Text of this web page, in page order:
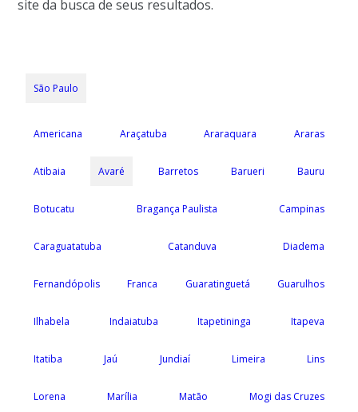
site da busca de seus resultados.
São Paulo
Americana Araçatuba Araraquara Araras
Atibaia Avaré Barretos Barueri Bauru
Botucatu Bragança Paulista Campinas
Caraguatatuba Catanduva Diadema
Fernandópolis Franca Guaratinguetá Guarulhos
Ilhabela Indaiatuba Itapetininga Itapeva
Itatiba Jaú Jundiaí Limeira Lins
Lorena Marília Matão Mogi das Cruzes